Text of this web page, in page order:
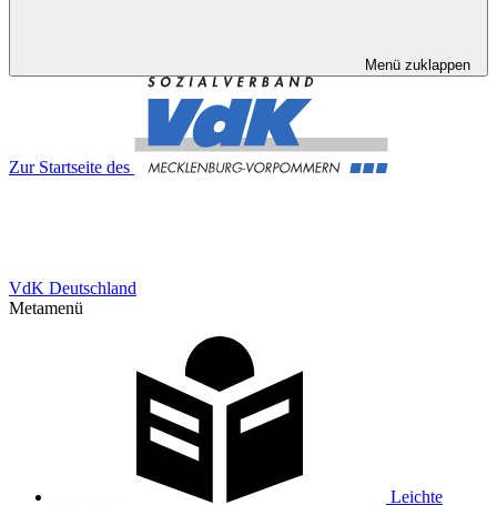
Menü zuklappen
Zur Startseite des
VdK Deutschland
Metamenü
Leichte